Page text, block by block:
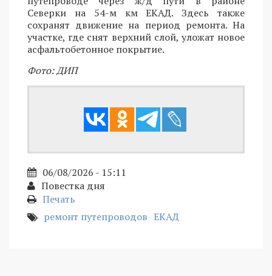
Северки на 54-м км ЕКАД. Здесь также
сохранят движение на период ремонта. На
участке, где снят верхний слой, уложат новое
асфальтобетонное покрытие.
Фото: ДИП
06/08/2026 - 15:11
Повестка дня
Печать
ремонт путепроводов ЕКАД